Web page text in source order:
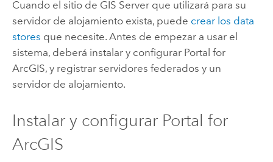
Cuando el sitio de GIS Serverque utilizará para su
servidor de alojamiento exista, puede crear los data
stores que necesite. Antes de empezar a usar el
sistema, deberá instalar y configurar Portal for
ArcGIS, y registrar servidores federados y un
servidor de alojamiento.
Instalar y configurar Portal for
ArcGIS